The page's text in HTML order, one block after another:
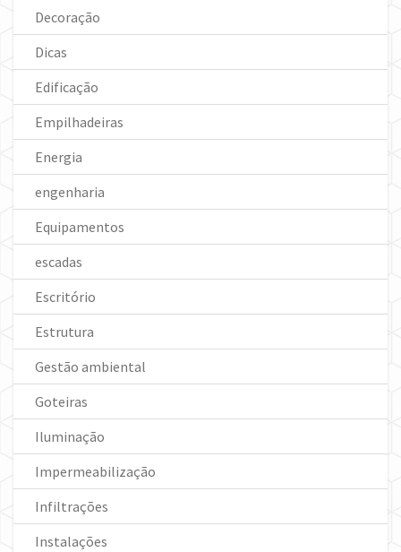
Decoração
Dicas
Edificação
Empilhadeiras
Energia
engenharia
Equipamentos
escadas
Escritório
Estrutura
Gestão ambiental
Goteiras
Iluminação
Impermeabilização
Infiltrações
Instalações